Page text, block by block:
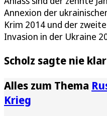
Annexion der
Krim 2014 und der
Invasion in der Ukraine
Scholz sagte nie
Alles zum Thema
Krieg